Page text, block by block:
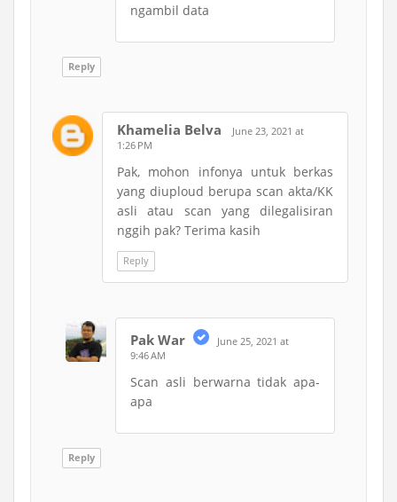
ngambil data
Reply
Khamelia Belva
June 23, 2021 at
1:26 PM
Pak, mohon infonya untuk berkas
yang diuploud berupa scan akta/KK
asli atau scan yang dilegalisiran
nggih pak? Terima kasih
Reply
Pak War
June 25, 2021 at
9:46 AM
Scan asli berwarna tidak apa-
apa
Reply